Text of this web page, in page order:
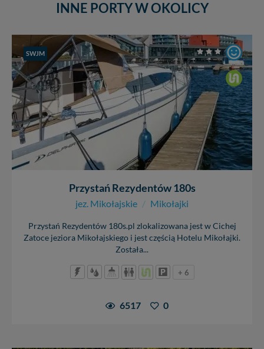
INNE PORTY W OKOLICY
SWJM
Przystań Rezydentów 180s
jez. Mikołajskie / Mikołajki
Przystań Rezydentów 180s.pl zlokalizowana jest w Cichej
Zatoce jeziora Mikołajskiego i jest częścią Hotelu Mikołajki.
Została...
+ 6
6517 0